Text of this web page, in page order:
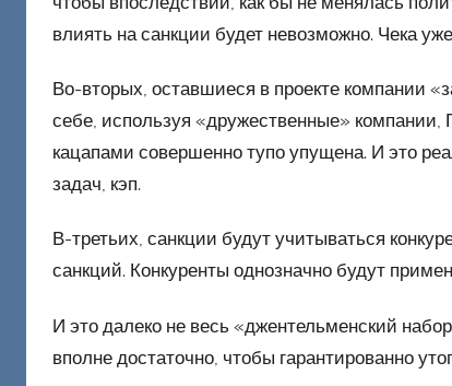
влиять на санкции будет невозможно. Чека
Во-вторых, оставшиеся в проекте компании
себе, используя «дружественные» компании,
кацапами совершенно тупо упущена. И это
задач, кэп.
В-третьих, санкции будут учитываться
санкций. Конкуренты однозначно будут
И это далеко не весь «джентельменский
вполне достаточно, чтобы гарантированно